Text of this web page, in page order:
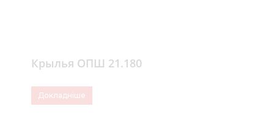
Крылья ОПШ 21.180
Докладніше